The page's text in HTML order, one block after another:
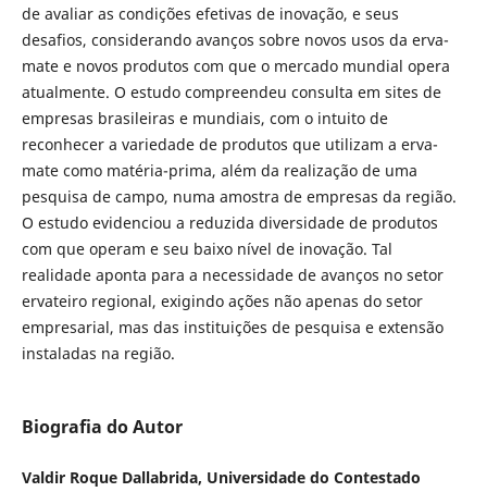
de avaliar as condições efetivas de inovação, e seus
desafios, considerando avanços sobre novos usos da erva-
mate e novos produtos com que o mercado mundial opera
atualmente. O estudo compreendeu consulta em sites de
empresas brasileiras e mundiais, com o intuito de
reconhecer a variedade de produtos que utilizam a erva-
mate como matéria-prima, além da realização de uma
pesquisa de campo, numa amostra de empresas da região.
O estudo evidenciou a reduzida diversidade de produtos
com que operam e seu baixo nível de inovação. Tal
realidade aponta para a necessidade de avanços no setor
ervateiro regional, exigindo ações não apenas do setor
empresarial, mas das instituições de pesquisa e extensão
instaladas na região.
Biografia do Autor
Valdir Roque Dallabrida, Universidade do Contestado